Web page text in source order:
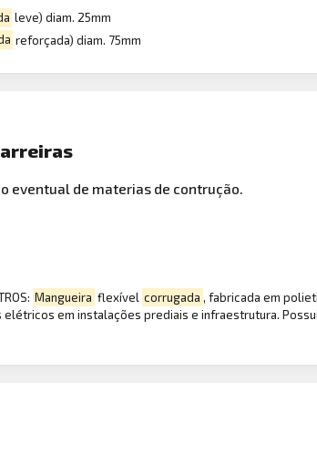
leve) diam. 25mm
reforçada) diam. 75mm
eventual de materias de contrução.
Mangueira flexível corrugada , fabricada em
em instalações prediais e infraestrutura.